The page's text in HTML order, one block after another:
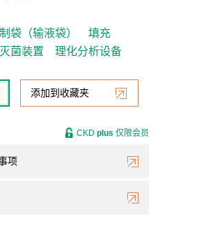
制袋（输液袋）
填充
灭菌装置 理化分析设备
添加到收藏夹
项
CKD plus 仅限会员